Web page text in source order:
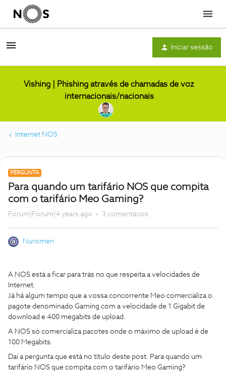
Menu
Iniciar sessão
Vishing | Phishing através de chamadas de voz
internacionais/nacionais
Internet NOS
PERGUNTA
Para quando um tarifário NOS que compita
com o tarifário Meo Gaming?
Forum|Forum|4 years ago 3 comentários
Nuromen
A NOS está a ficar para trás no que respeita a velocidades de
Internet.
Já há algum tempo que a vossa concorrente Meo comercializa o
pagote denominado Gaming com a velocidade de 1 Gigabit de
download e 400 megabits de upload.
A NOS só comercializa pacotes onde o máximo de upload é de
100 Megabits.
Daí a pergunta que está no título deste post. Para quando um
tarifário NOS que compita com o tarifário Meo Gaming?